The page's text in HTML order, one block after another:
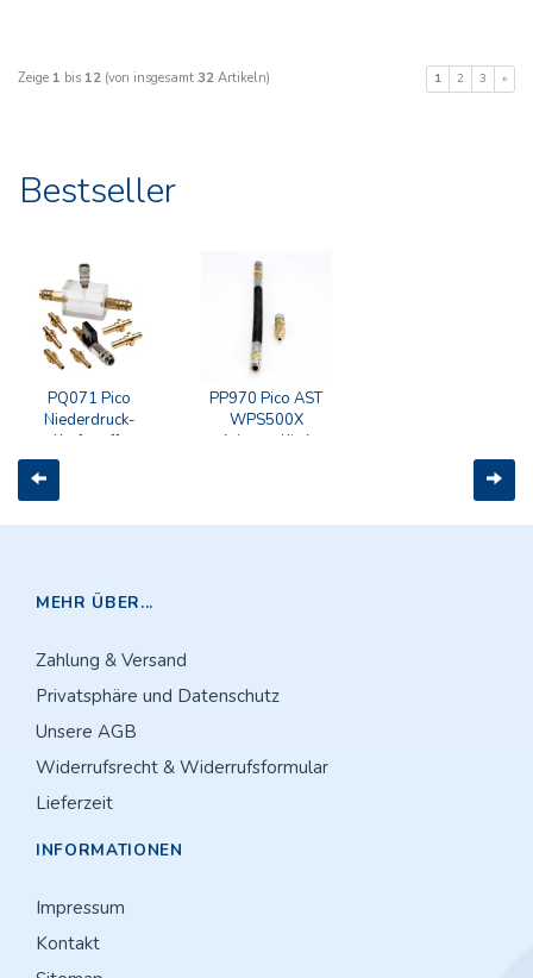
Zeige 1 bis 12 (von insgesamt 32 Artikeln) 1 2 3 »
Bestseller
PQ071 Pico
Niederdruck-
Kraftstoff-
Sichtblock-Set
für WPS500X
PP970 Pico AST
WPS500X
Adapter Kit A
Zurück
MEHR ÜBER...
Zahlung & Versand
Privatsphäre und Datenschutz
Unsere AGB
Widerrufsrecht & Widerrufsformular
Lieferzeit
INFORMATIONEN
Impressum
Kontakt